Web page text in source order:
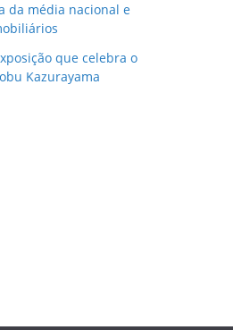
da média nacional e
que celebra o
Kazurayama